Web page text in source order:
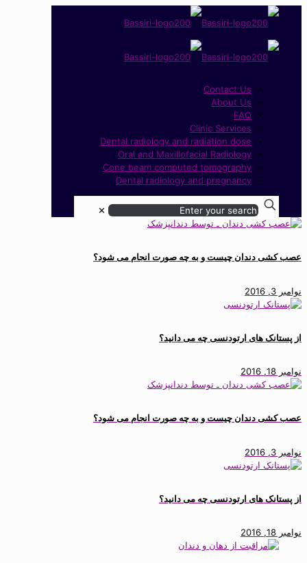
Contact Us
About Us
FAQ
Clinic Services
Dental radiology and radiation dose
Oral and Maxillofacial Radiology
Cone beam computed tomography
Dental radiology and pregnancy
✕
عصب کشی دندان چیست و به چه صورت انجام می شود؟
نوامبر 3, 2016
از پستانک های ارتودنسی چه می دانید؟
نوامبر 18, 2016
عصب کشی دندان چیست و به چه صورت انجام می شود؟
نوامبر 3, 2016
از پستانک های ارتودنسی چه می دانید؟
نوامبر 18, 2016